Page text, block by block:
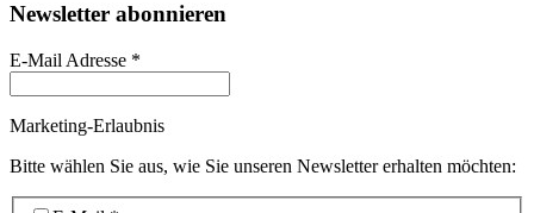
Newsletter abonnieren
E-Mail Adresse *
Marketing-Erlaubnis
Bitte wählen Sie aus, wie Sie unseren Newsletter erhalten möchten: